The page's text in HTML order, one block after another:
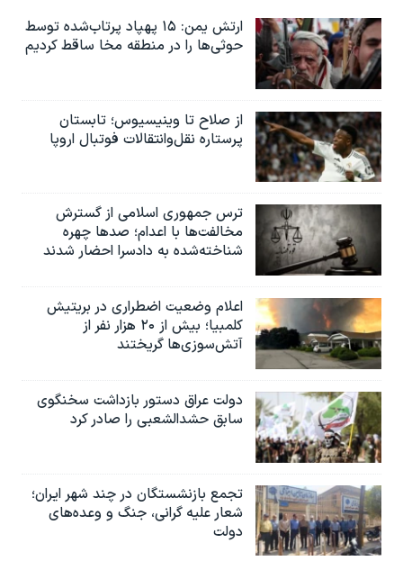
ارتش یمن: ۱۵ پهپاد پرتاب‌شده توسط
حوثی‌ها را در منطقه مخا ساقط کردیم
از صلاح تا وینیسیوس؛ تابستان
پرستاره نقل‌وانتقالات فوتبال اروپا
ترس جمهوری اسلامی از گسترش
مخالفت‌ها با اعدام؛ صدها چهره
شناخته‌شده به دادسرا احضار شدند
اعلام وضعیت اضطراری در بریتیش
کلمبیا؛ بیش از ۲۰ هزار نفر از
آتش‌سوزی‌ها گریختند
دولت عراق دستور بازداشت سخنگوی
سابق حشدالشعبی را صادر کرد
تجمع بازنشستگان در چند شهر ایران؛
شعار علیه گرانی، جنگ و وعده‌های
دولت